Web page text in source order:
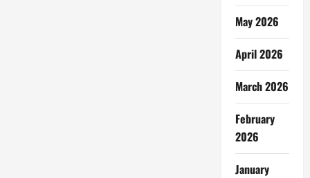
May 2026
April 2026
March 2026
February
2026
January